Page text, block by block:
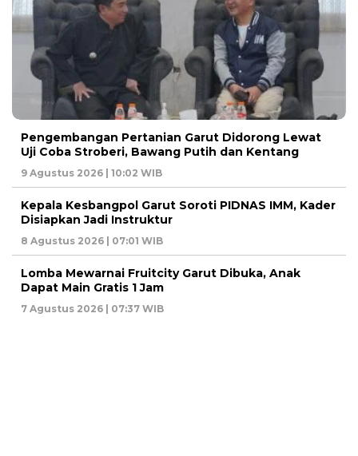
Pengembangan Pertanian Garut Didorong Lewat
Uji Coba Stroberi, Bawang Putih dan Kentang
9 Agustus 2026 | 10:02 WIB
Kepala Kesbangpol Garut Soroti PIDNAS IMM, Kader
Disiapkan Jadi Instruktur
8 Agustus 2026 | 07:01 WIB
Lomba Mewarnai Fruitcity Garut Dibuka, Anak
Dapat Main Gratis 1 Jam
7 Agustus 2026 | 07:37 WIB